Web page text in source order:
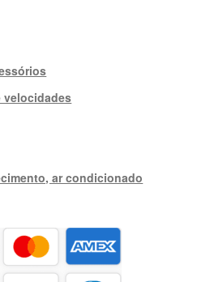
velocidades
ar condicionado